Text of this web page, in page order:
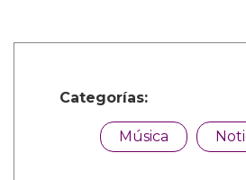
Categorías:
Música